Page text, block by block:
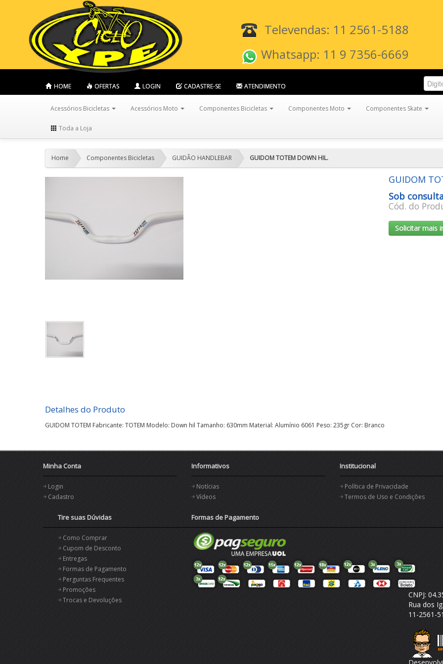
Televendas: 11 2561-5188
Whatsapp: 11 9 7356-6669
HOME OFERTAS LOGIN CADASTRE-SE ATENDIMENTO
Acessórios Bicicletas Acessórios Moto Componentes Bicicletas Componentes Moto Componentes Skate
Toda a Loja
Home Componentes Bicicletas GUIDÃO HANDLEBAR GUIDOM TOTEM DOWN HIL.
GUIDOM
Sob
Cód. do
Solicitar mais
Detalhes do Produto
GUIDOM TOTEM Fabricante: TOTEM Modelo: Down hil Tamanho: 630mm Material: Alumínio 6061 Peso: 235gr Cor: Branco
Minha Conta
Login
Cadastro
Informativos
Notícias
Vídeos
Institucional
Política de Privacidade
Termos de Uso e Condições
Tire suas Dúvidas
Como Comprar
Cupom de Desconto
Entregas
Formas de Pagamento
Perguntas Frequentes
Promoções
Trocas e Devoluções
Formas de Pagamento
CNPJ:
Rua dos
11-